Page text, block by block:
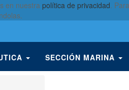
en nuestra política de privacidad.
SECCIÓN MARINA